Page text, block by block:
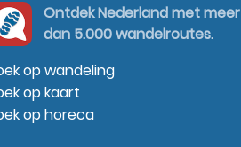
Ontdek Nederland met meer
dan 5.000 wandelroutes.
op wandeling
op kaart
op horeca